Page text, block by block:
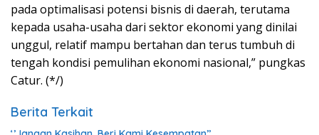
pada optimalisasi potensi bisnis di daerah, terutama
kepada usaha-usaha dari sektor ekonomi yang dinilai
unggul, relatif mampu bertahan dan terus tumbuh di
tengah kondisi pemulihan ekonomi nasional,” pungkas
Catur. (*/)
Berita Terkait